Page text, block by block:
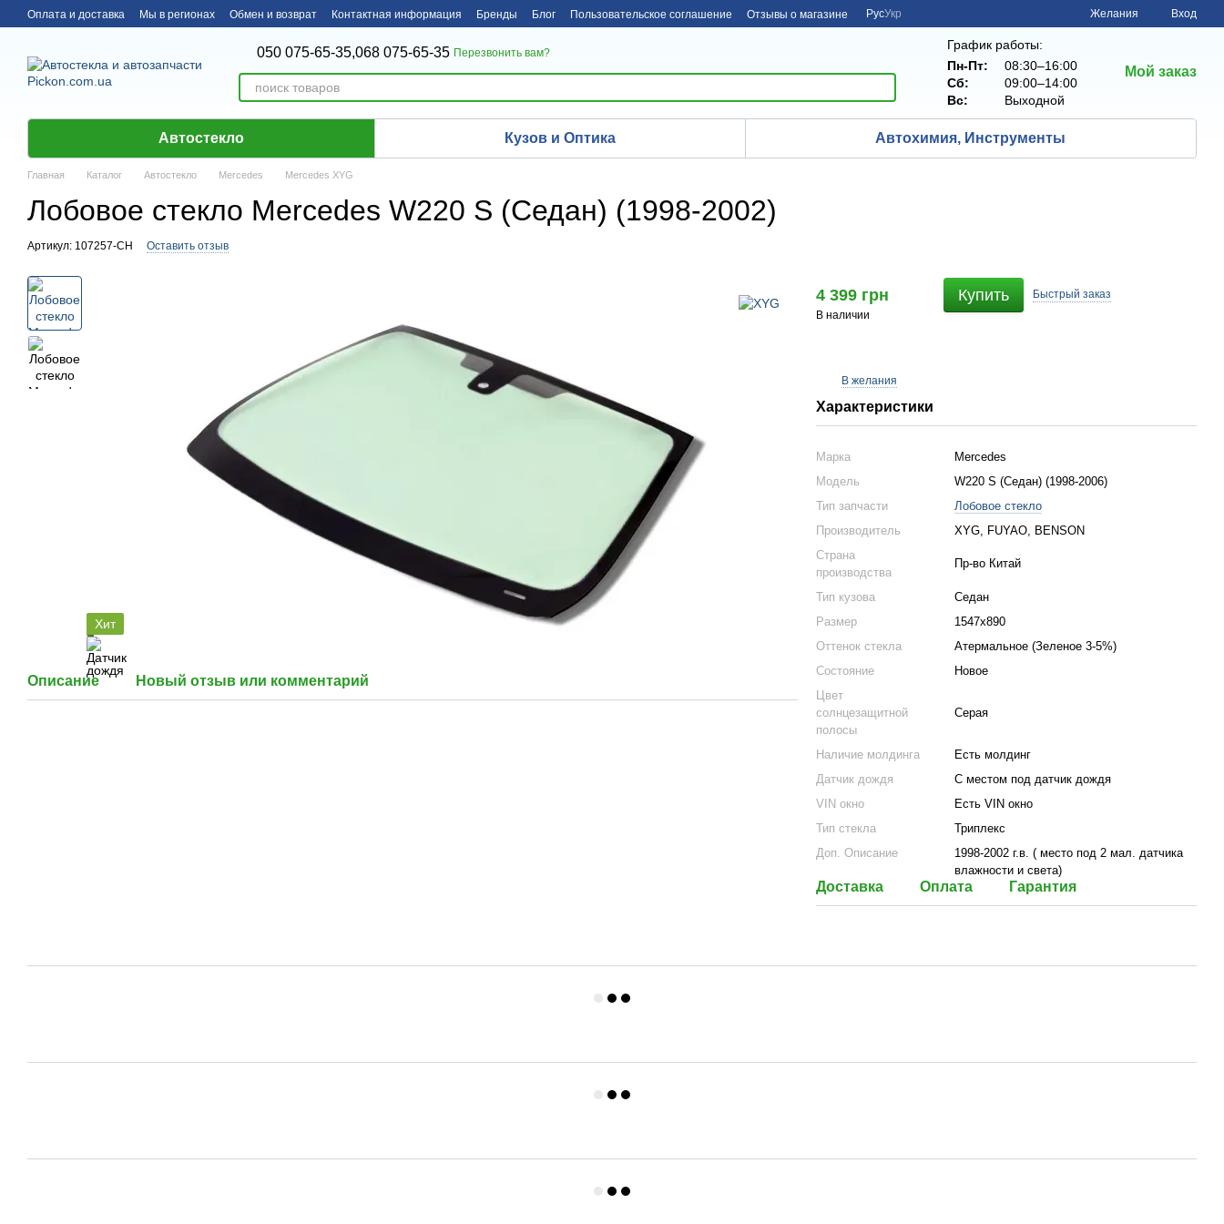
Перейти к основному контенту
Оплата и доставка Мы в регионах Обмен и возврат Контактная информация Бренды Блог Пользовательское соглашение Отзывы о магазине РусУкр Желания Вход
050 075-65-35,068 075-65-35 Перезвонить вам?
График работы:
Пн-Пт:
08:30–16:00
Сб:
09:00–14:00
Вс:
Выходной
Мой заказ
Автостекло Кузов и Оптика Автохимия, Инструменты
Главная Каталог Автостекло Mercedes Mercedes XYG
Лобовое стекло Mercedes W220 S (Седан) (1998-2002)
Артикул: 107257-CH Оставить отзыв
Хит
Описание Новый отзыв или комментарий
4 399 грн
В наличии
Купить Быстрый заказ
В желания
Характеристики
Марка
Mercedes
Модель
W220 S (Седан) (1998-2006)
Тип запчасти
Лобовое стекло
Производитель
XYG, FUYAO, BENSON
Страна
производства
Пр-во Китай
Тип кузова
Седан
Размер
1547х890
Оттенок стекла
Атермальное (Зеленое 3-5%)
Состояние
Новое
Цвет
солнцезащитной
полосы
Серая
Наличие молдинга
Есть молдинг
Датчик дождя
С местом под датчик дождя
VIN окно
Есть VIN окно
Тип стекла
Триплекс
Доп. Описание
1998-2002 г.в. ( место под 2 мал. датчика
влажности и света)
Доставка Оплата Гарантия